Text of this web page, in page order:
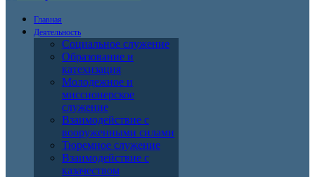
Главная
Деятельность
Социальное служение
Образование и
катехизация
Молодежное и
миссионерское
служение
Взаимодействие с
вооруженными силами
Тюремное служение
Взаимодействие с
казачеством